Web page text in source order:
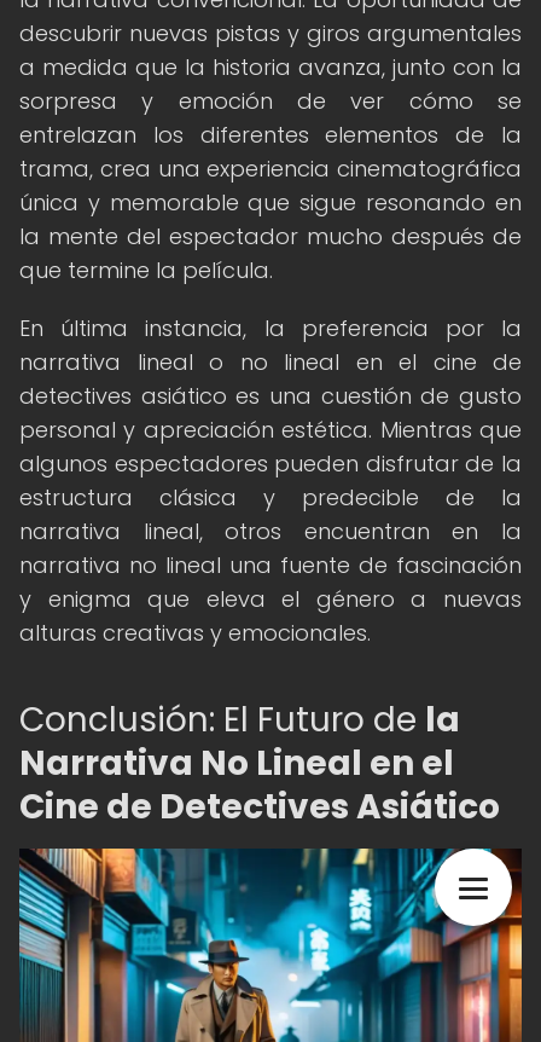
descubrir nuevas pistas y giros argumentales
a medida que la historia avanza, junto con la
sorpresa y emoción de ver cómo se
entrelazan los diferentes elementos de la
trama, crea una experiencia cinematográfica
única y memorable que sigue resonando en
la mente del espectador mucho después de
que termine la película.
En última instancia, la preferencia por la
narrativa lineal o no lineal en el cine de
detectives asiático es una cuestión de gusto
personal y apreciación estética. Mientras que
algunos espectadores pueden disfrutar de la
estructura clásica y predecible de la
narrativa lineal, otros encuentran en la
narrativa no lineal una fuente de fascinación
y enigma que eleva el género a nuevas
alturas creativas y emocionales.
Conclusión: El Futuro de la
Narrativa No Lineal en el
Cine de Detectives Asiático